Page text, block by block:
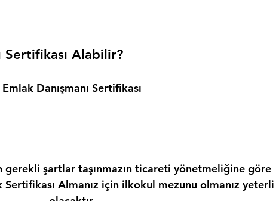
Sertifikası Alabilir?
Emlak Danışmanı Sertifikası
gerekli şartlar taşınmazın ticareti yönetmeliğine göre
Almanız için ilkokul mezunu olmanız yeterli